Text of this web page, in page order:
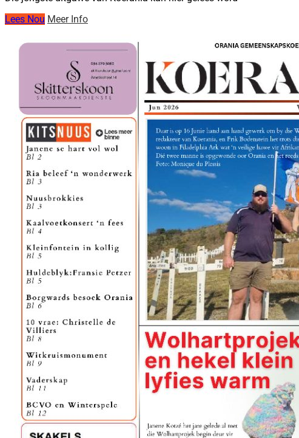
Lees Nou Meer Info